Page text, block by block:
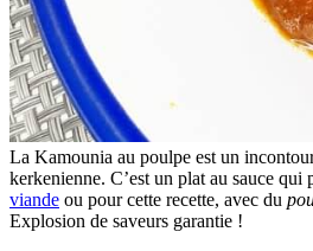
La Kamounia au poulpe est un
kerkenienne. C’est un plat au sauce qui
viande ou pour cette recette, avec du
Explosion de saveurs garantie !